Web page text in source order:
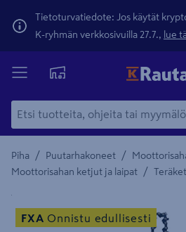
Tietoturvatiedote: Jos käytät
K-ryhmän verkkosivuilla 27.7., lue
Piha / Puutarhakoneet /
Moottorisahan ketjut ja laipat /
Yksityiskohtainen kuvaus löytyy
FXA Onnistu edullisesti